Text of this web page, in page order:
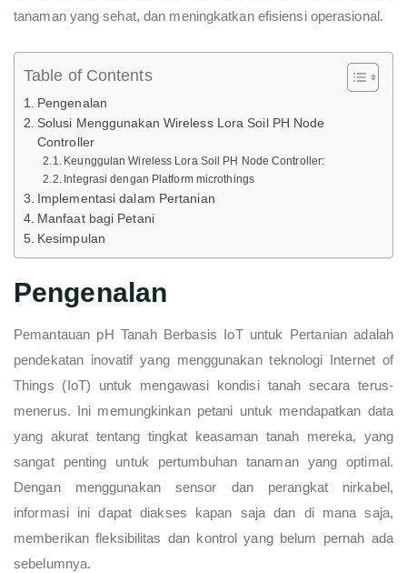
tanaman yang sehat, dan meningkatkan efisiensi operasional.
Table of Contents
Pengenalan
Solusi Menggunakan Wireless Lora Soil PH Node
Controller
Keunggulan Wireless Lora Soil PH Node Controller:
Integrasi dengan Platform microthings
Implementasi dalam Pertanian
Manfaat bagi Petani
Kesimpulan
Pengenalan
Pemantauan pH Tanah Berbasis IoT untuk Pertanian adalah
pendekatan inovatif yang menggunakan teknologi Internet of
Things (IoT) untuk mengawasi kondisi tanah secara terus-
menerus. Ini memungkinkan petani untuk mendapatkan data
yang akurat tentang tingkat keasaman tanah mereka, yang
sangat penting untuk pertumbuhan tanaman yang optimal.
Dengan menggunakan sensor dan perangkat nirkabel,
informasi ini dapat diakses kapan saja dan di mana saja,
memberikan fleksibilitas dan kontrol yang belum pernah ada
sebelumnya.